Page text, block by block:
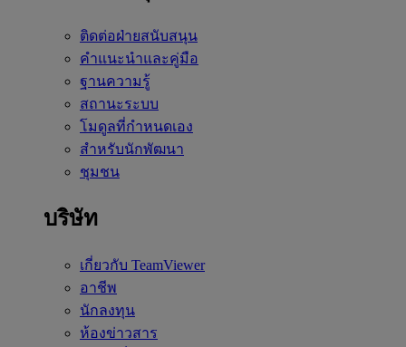
ติดต่อฝ่ายสนับสนุน
คำแนะนำและคู่มือ
ฐานความรู้
สถานะระบบ
โมดูลที่กำหนดเอง
สำหรับนักพัฒนา
ชุมชน
บริษัท
เกี่ยวกับ TeamViewer
อาชีพ
นักลงทุน
ห้องข่าวสาร